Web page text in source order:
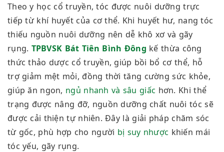
Theo y học cổ truyền, tóc được nuôi dưỡngtrực
tiếptừ khí huyết của cơ thể. Khi huyết hư, nang tóc
thiếu nguồn nuôi dưỡng nên dễ khô xơ và gãy
rụng. TPBVSK Bát Tiên Bình Đông kế thừa công
thức thảo dược cổ truyền, giúp bồi bổ cơ thể, hỗ
trợ giảm mệt mỏi, đồng thời tăng cường sức khỏe,
giúp ăn ngon, ngủ nhanh và sâu giấc hơn. Khi thể
trạng được nâng đỡ, nguồn dưỡng chất nuôi tóc sẽ
được cải thiện tự nhiên. Đây là giải pháp chăm sóc
từ gốc, phù hợp cho người bị suy nhược khiến mái
tóc yếu, gãy rụng.